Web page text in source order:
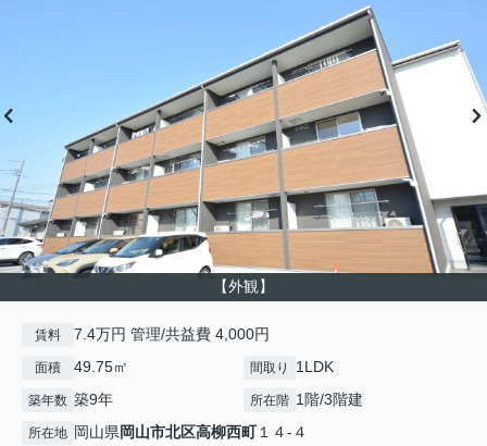
【外観】
賃料 7.4万円 管理/共益費 4,000円
面積 49.75㎡ 間取り 1LDK
築年数 築9年 所在階 1階/3階建
所在地 岡山県岡山市北区高柳西町１４-４